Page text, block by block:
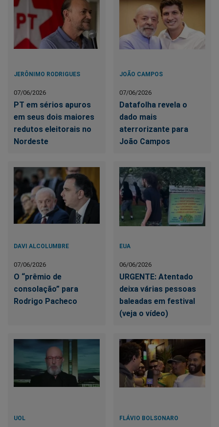
JERÔNIMO RODRIGUES
07/06/2026
PT em sérios apuros
em seus dois maiores
redutos eleitorais no
Nordeste
JOÃO CAMPOS
07/06/2026
Datafolha revela o
dado mais
aterrorizante para
João Campos
DAVI ALCOLUMBRE
07/06/2026
O “prêmio de
consolação” para
Rodrigo Pacheco
EUA
06/06/2026
URGENTE: Atentado
deixa várias pessoas
baleadas em festival
(veja o vídeo)
UOL FLÁVIO BOLSONARO